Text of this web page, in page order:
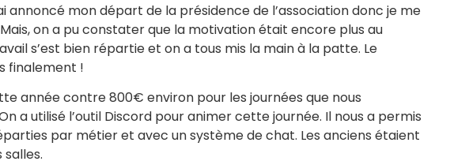
annoncé mon départ de la présidence de l’association donc je me
on a pu constater que la motivation était encore plus au
s’est bien répartie et on a tous mis la main à la patte. Le
finalement !
année contre 800€ environ pour les journées que nous
a utilisé l’outil Discord pour animer cette journée. Il nous a permis
par métier et avec un système de chat. Les anciens étaient
salles.